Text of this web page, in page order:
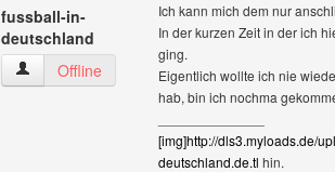
fussball-in-
deutschland
fussball-in-deutschland Benutzer-Profile
Offline
Ich kann mich dem nur
In der kurzen Zeit in der ich
ging.
Eigentlich wollte ich nie
hab, bin ich nochma
[img]http://dls3.myloads.de/
deutschland.de.tl hin.